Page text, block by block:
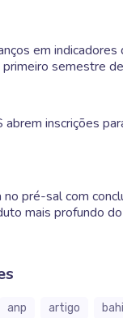
em indicadores
semestre
inscrições
no pré-sal com
mais profundo
anp artigo